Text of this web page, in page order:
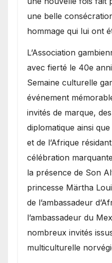
une belle
hommage qui lui ont
​L’Association
avec fierté le 40e
Semaine culturelle
événement
invités de marque,
diplomatique ainsi
et de l’Afrique
célébration
la présence de Son
princesse Märtha
de l’ambassadeur
l’ambassadeur du
nombreux invités
multiculturelle